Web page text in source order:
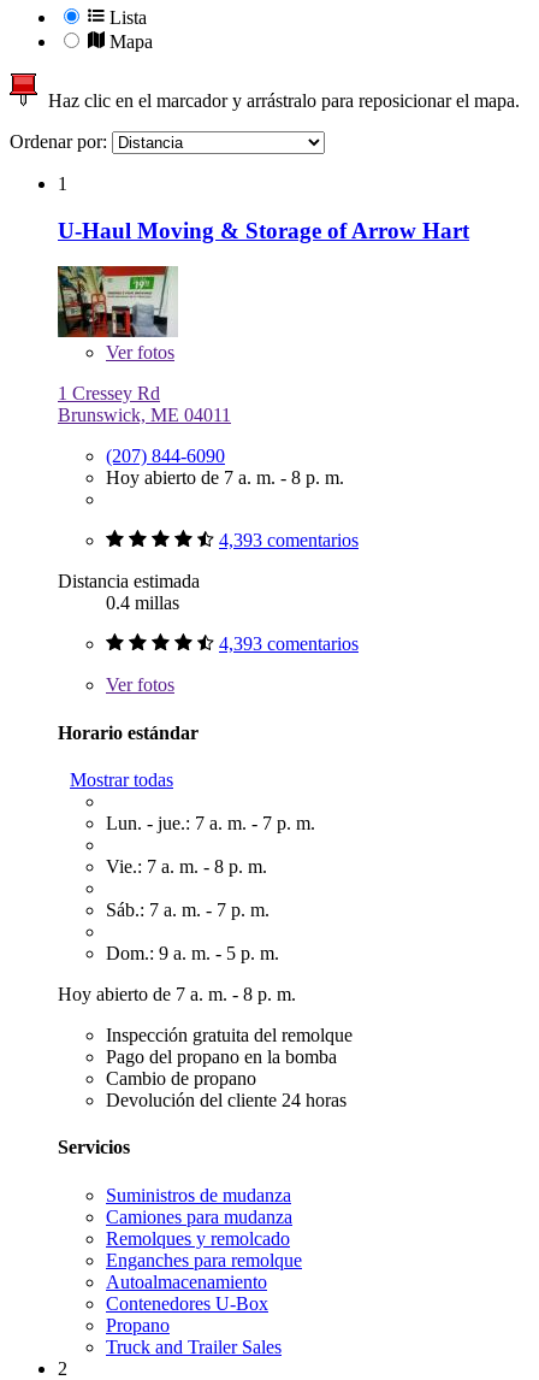
Lista
Mapa
Haz clic en el marcador y arrástralo para reposicionar el mapa.
Ordenar por:
1
U-Haul Moving & Storage of Arrow Hart
Verfotos
1 Cressey Rd
Brunswick, ME 04011
(207) 844-6090
Hoy abierto de 7 a. m. - 8 p. m.
4,393 comentarios
Distancia estimada
0.4 millas
4,393 comentarios
Verfotos
Horario estándar
Mostrar todas
Lun. - jue.: 7 a. m. - 7 p. m.
Vie.: 7 a. m. - 8 p. m.
Sáb.: 7 a. m. - 7 p. m.
Dom.: 9 a. m. - 5 p. m.
Hoy abierto de 7 a. m. - 8 p. m.
Inspección gratuita del remolque
Pago del propano en la bomba
Cambio de propano
Devolución del cliente 24 horas
Servicios
Suministros de mudanza
Camiones para mudanza
Remolques y remolcado
Enganches para remolque
Autoalmacenamiento
Contenedores U-Box
Propano
Truck and Trailer Sales
2